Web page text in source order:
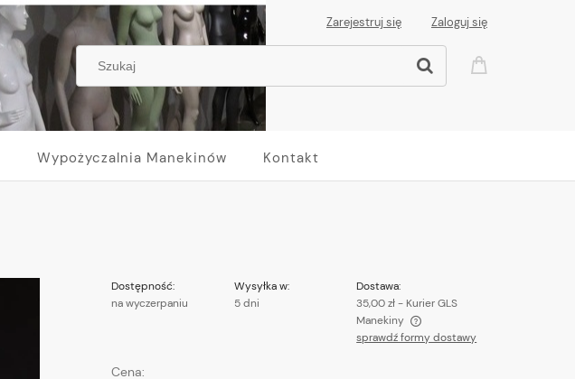
Zarejestruj się Zaloguj się
Wypożyczalnia Manekinów Kontakt
Dostępność:
na wyczerpaniu
Wysyłka w:
5 dni
Dostawa:
35,00 zł - Kurier GLS
Manekiny
sprawdź formy dostawy
Cena: